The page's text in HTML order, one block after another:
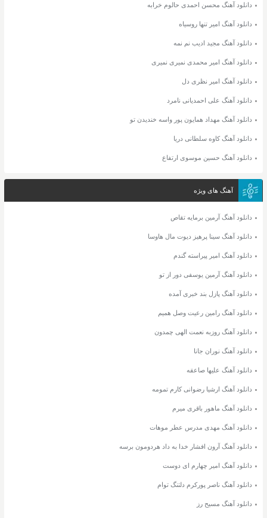
دانلود آهنگ محسن احمدی حالوم خرابه
دانلود آهنگ امیر تنها روسیاه
دانلود آهنگ مجید ادیب نم نمه
دانلود آهنگ امیر محمدی نمیری نمیری
دانلود آهنگ امیر نظری دل
دانلود آهنگ علی احمدیانی نامرد
دانلود آهنگ مهداد همایون پور واسه خندیدن تو
دانلود آهنگ کاوه سلطانی دریا
دانلود آهنگ حسین موسوی ارتفاع
آهنگ های ویژه
دانلود آهنگ آرمین برمایه تقاص
دانلود آهنگ سینا پرهیز دیوت مال هاوسا
دانلود آهنگ امیر پیراسته گندم
دانلود آهنگ آرمین یوسفی دور از تو
دانلود آهنگ پازل بند خبری آمده
دانلود آهنگ رامین رعیت وصل همیم
دانلود آهنگ روزبه نعمت الهی چمدون
دانلود آهنگ نوران جانا
دانلود آهنگ علیها صاعقه
دانلود آهنگ ارشیا رضوانی کارم تمومه
دانلود آهنگ ماهور باقری میرم
دانلود آهنگ مهدی مدرس عطر موهات
دانلود آهنگ آرون افشار خدا به داد هردومون برسه
دانلود آهنگ امیر چهارم ای دوست
دانلود آهنگ ناصر پورکرم دلتنگ توام
دانلود آهنگ مسیح رز